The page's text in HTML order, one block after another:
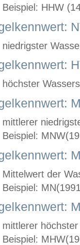
Beispiel: HHW
niedrigster
höchster
mittlerer
Beispiel:
Mittelwert der
Beispiel:
mittlerer
Beispiel: